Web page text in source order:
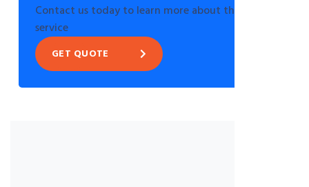
Contact us today to learn more about this
service
GET QUOTE